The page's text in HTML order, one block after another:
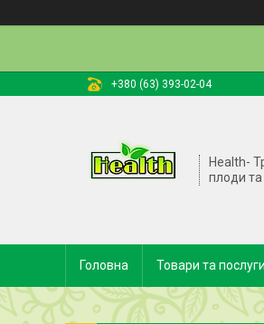
+380 (63) 393-02-04
Health-
плоди та
Головна Товари та послуги